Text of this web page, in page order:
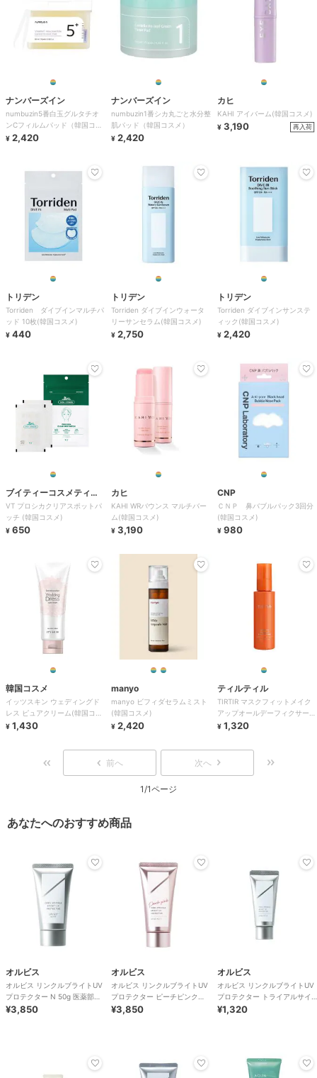
ナンバーズイン
numbuzin5番白玉グルタチオ
ンCフィルムパッド（韓国コス
メ）
¥ 2,420
ナンバーズイン
numbuzin1番シカ丸ごと水分整
肌パッド（韓国コスメ）
¥ 2,420
カヒ
KAHI アイバーム(韓国コスメ)
¥ 3,190 再入荷
トリデン
Torriden ダイブインマルチパ
ッド 10枚(韓国コスメ)
¥ 440
トリデン
Torriden ダイブインウォータ
リーサンセラム(韓国コスメ)
¥ 2,750
トリデン
Torriden ダイブインサンステ
ィック(韓国コスメ)
¥ 2,420
ブイティーコスメティク
ス
VT プロシカクリアスポットパ
ッチ (韓国コスメ)
¥ 650
カヒ
KAHI WRバウンス マルチバー
ム(韓国コスメ)
¥ 3,190
CNP
ＣＮＰ 鼻バブルパック3回分
(韓国コスメ)
¥ 980
韓国コスメ
イッツスキン ウェディングド
レス ピュアクリーム(韓国コス
メ)
¥ 1,430
manyo
manyo ビフィダセラムミスト
(韓国コスメ)
¥ 2,420
ティルティル
TIRTIR マスクフィットメイク
アップオールデーフィクサー
(韓国コスメ)
¥ 1,320
前へ 次へ
1/1ページ
あなたへのおすすめ商品
オルビス
オルビス リンクルブライトUV
プロテクター N 50g 医薬部外
品（顔用日焼け止め）
¥3,850
オルビス
オルビス リンクルブライトUV
プロテクター ピーチピンク
50g 医薬部外品 （顔用日焼け
¥3,850
オルビス
オルビス リンクルブライトUV
プロテクター トライアルサイ
ズ 15g 医薬部外品 （顔用日焼
¥1,320